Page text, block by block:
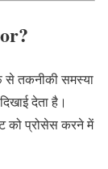
से तकनीकी समस्या
देता है।
को प्रोसेस करने में